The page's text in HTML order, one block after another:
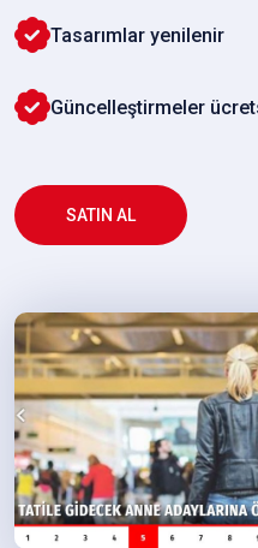
Tasarımlar yenilenir
Güncelleştirmeler
SATIN AL